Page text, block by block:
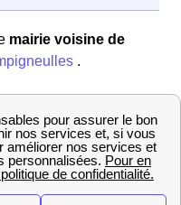
mairie voisine de
.
immobilier de